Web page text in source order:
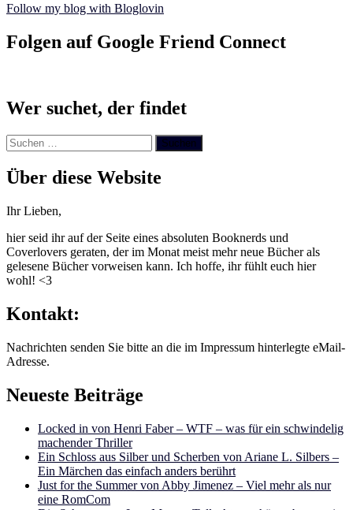
Follow my blog with Bloglovin
Folgen auf Google Friend Connect
Wer suchet, der findet
Suchen
nach:
Über diese Website
Ihr Lieben,
hier seid ihr auf der Seite eines absoluten Booknerds und
Coverlovers geraten, der im Monat meist mehr neue Bücher als
gelesene Bücher vorweisen kann. Ich hoffe, ihr fühlt euch hier
wohl! <3
Kontakt:
Nachrichten senden Sie bitte an die im Impressum hinterlegte eMail-
Adresse.
Neueste Beiträge
Locked in von Henri Faber – WTF – was für ein schwindelig
machender Thriller
Ein Schloss aus Silber und Scherben von Ariane L. Silbers –
Ein Märchen das einfach anders berührt
Just for the Summer von Abby Jimenez – Viel mehr als nur
eine RomCom